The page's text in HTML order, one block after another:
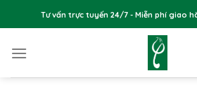
to
Tư vấn trực tuyến 24/7 - Miễn phí giao